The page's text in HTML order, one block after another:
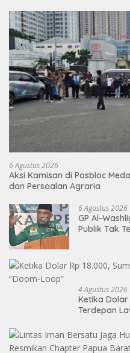
6 Agustus 2026
Aksi Kamisan di Posbloc
dan Persoalan Agraria
6 Agustus 2026
GP Al-
Publik Tak
4 Agustus 2026
Ketika Dolar
Terdepan